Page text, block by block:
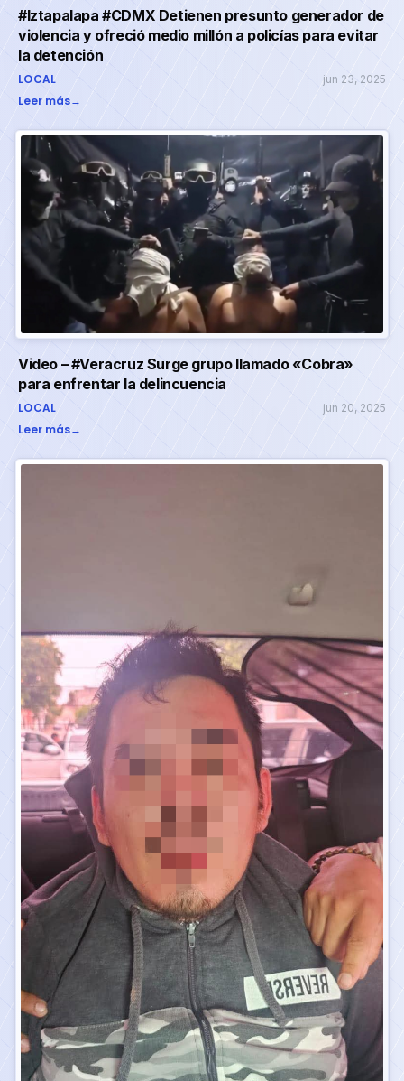
#Iztapalapa #CDMX Detienen presunto generador de
violencia y ofreció medio millón a policías para evitar
la detención
LOCAL jun 23, 2025
Leer más→
Video – #Veracruz Surge grupo llamado «Cobra»
para enfrentar la delincuencia
LOCAL jun 20, 2025
Leer más→